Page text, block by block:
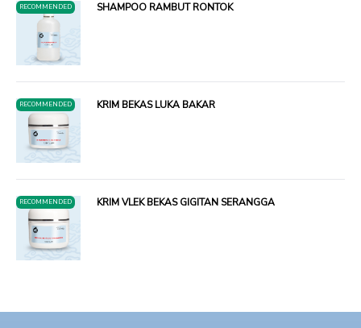
RECOMMENDED SHAMPOO RAMBUT RONTOK
RECOMMENDED KRIM BEKAS LUKA BAKAR
RECOMMENDED KRIM VLEK BEKAS GIGITAN SERANGGA